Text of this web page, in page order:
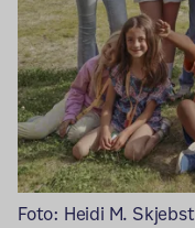
Foto: Heidi M.